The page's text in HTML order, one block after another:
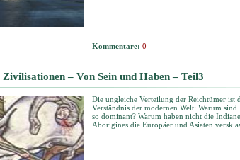
Kommentare: 0
– Von Sein und Haben – Teil3
Die ungleiche Verteilung der Reichtümer ist
Verständnis der modernen Welt: Warum
so dominant? Warum haben nicht die
Aborigines die Europäer und Asiaten